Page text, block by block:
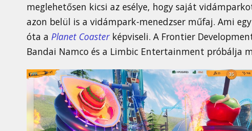
meglehetősen kicsi az esélye, hogy saját
azon belül is a vidámpark-menedzser műfaj. Ami
óta a Planet Coasterképviseli. A Frontier
Bandai Namco és a Limbic Entertainment próbálja